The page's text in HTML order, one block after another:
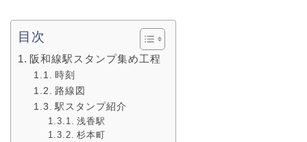
目次
阪和線駅スタンプ集め工程
時刻
路線図
駅スタンプ紹介
浅香駅
杉本町